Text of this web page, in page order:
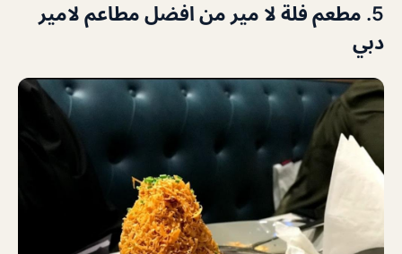
5. مطعم فلة لا مير من افضل مطاعم لامير
دبي